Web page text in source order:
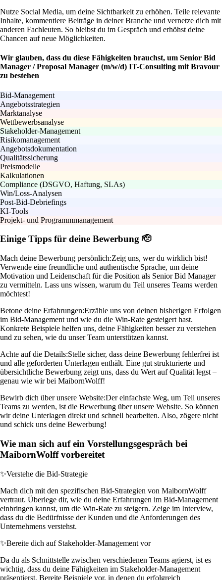
Nutze Social Media, um deine Sichtbarkeit zu erhöhen. Teile relevante
Inhalte, kommentiere Beiträge in deiner Branche und vernetze dich mit
anderen Fachleuten. So bleibst du im Gespräch und erhöhst deine
Chancen auf neue Möglichkeiten.
Wir glauben, dass du diese Fähigkeiten brauchst, um Senior Bid
Manager / Proposal Manager (m/w/d) IT-Consulting mit Bravour
zu bestehen
Bid-Management
Angebotsstrategien
Marktanalyse
Wettbewerbsanalyse
Stakeholder-Management
Risikomanagement
Angebotsdokumentation
Qualitätssicherung
Preismodelle
Kalkulationen
Compliance (DSGVO, Haftung, SLAs)
Win/Loss-Analysen
Post-Bid-Debriefings
KI-Tools
Projekt- und Programmmanagement
Einige Tipps für deine Bewerbung 🫡
Mach deine Bewerbung persönlich:Zeig uns, wer du wirklich bist!
Verwende eine freundliche und authentische Sprache, um deine
Motivation und Leidenschaft für die Position als Senior Bid Manager
zu vermitteln. Lass uns wissen, warum du Teil unseres Teams werden
möchtest!
Betone deine Erfahrungen:Erzähle uns von deinen bisherigen Erfolgen
im Bid-Management und wie du die Win-Rate gesteigert hast.
Konkrete Beispiele helfen uns, deine Fähigkeiten besser zu verstehen
und zu sehen, wie du unser Team unterstützen kannst.
Achte auf die Details:Stelle sicher, dass deine Bewerbung fehlerfrei ist
und alle geforderten Unterlagen enthält. Eine gut strukturierte und
übersichtliche Bewerbung zeigt uns, dass du Wert auf Qualität legst –
genau wie wir bei MaibornWolff!
Bewirb dich über unsere Website:Der einfachste Weg, um Teil unseres
Teams zu werden, ist die Bewerbung über unsere Website. So können
wir deine Unterlagen direkt und schnell bearbeiten. Also, zögere nicht
und schick uns deine Bewerbung!
Wie man sich auf ein Vorstellungsgespräch bei
MaibornWolff vorbereitet
✨Verstehe die Bid-Strategie
Mach dich mit den spezifischen Bid-Strategien von MaibornWolff
vertraut. Überlege dir, wie du deine Erfahrungen im Bid-Management
einbringen kannst, um die Win-Rate zu steigern. Zeige im Interview,
dass du die Bedürfnisse der Kunden und die Anforderungen des
Unternehmens verstehst.
✨Bereite dich auf Stakeholder-Management vor
Da du als Schnittstelle zwischen verschiedenen Teams agierst, ist es
wichtig, dass du deine Fähigkeiten im Stakeholder-Management
präsentierst. Bereite Beispiele vor, in denen du erfolgreich